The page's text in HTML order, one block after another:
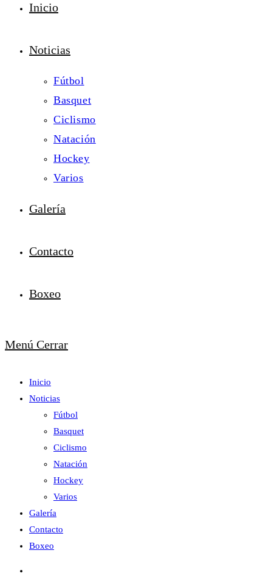
Inicio
Noticias
Fútbol
Basquet
Ciclismo
Natación
Hockey
Varios
Galería
Contacto
Boxeo
Menú Cerrar
Inicio
Noticias
Fútbol
Basquet
Ciclismo
Natación
Hockey
Varios
Galería
Contacto
Boxeo